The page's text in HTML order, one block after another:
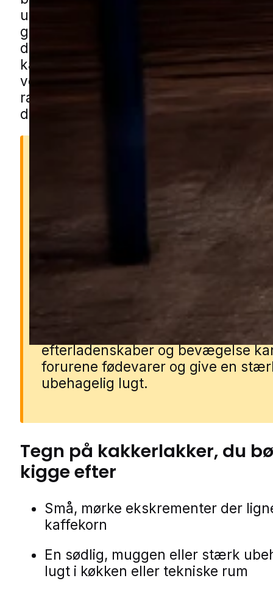
udfordringen opstå flere steder, fra
gamle bygninger til affaldsarealer bag
detailbutikker og mindre
kan få kakkerlakhjælp i Helsingør
vores lokale partnere, som kender de
rammer i området og kan hjælpe med
den rigtige løsning.
Derfor er kakkerlakker
Kakkerlakker kan sprede
sygdomsfremkaldende bakterier
allergener, som gør dem
sundhedsskadelige i hjem og
virksomheder. De formerer sig
gemmer sig effektivt i sprækker og
og kan skabe kolonier uden at man
efterladenskaber og bevægelse
forurene fødevarer og give en
ubehagelig lugt.
Tegn på kakkerlakker, du
kigge efter
Små, mørke ekskrementer der
kaffekorn
En sødlig, muggen eller stærk
lugt i køkken eller tekniske rum